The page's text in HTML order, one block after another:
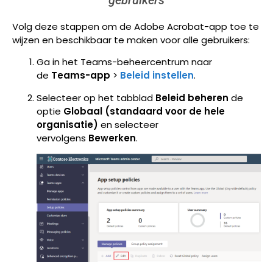
Volg deze stappen om de Adobe Acrobat-app toe te
wijzen en beschikbaar te maken voor alle gebruikers:
Ga in het Teams-beheercentrum naar
de Teams-app > Beleid instellen.
Selecteer op het tabblad Beleid beheren de
optie Globaal (standaard voor de hele
organisatie) en selecteer
vervolgens Bewerken.